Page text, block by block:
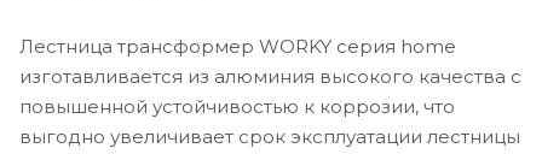
Лестница трансформер WORKY серия home
изготавливается из алюминия высокого качества с
повышенной устойчивостью к коррозии, что
выгодно увеличивает срок эксплуатации лестницы